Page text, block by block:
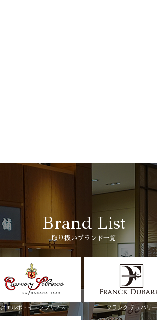
Brand List
取り扱いブランド一覧
クエルボ・イ・ソブリノス フランク デュバリー